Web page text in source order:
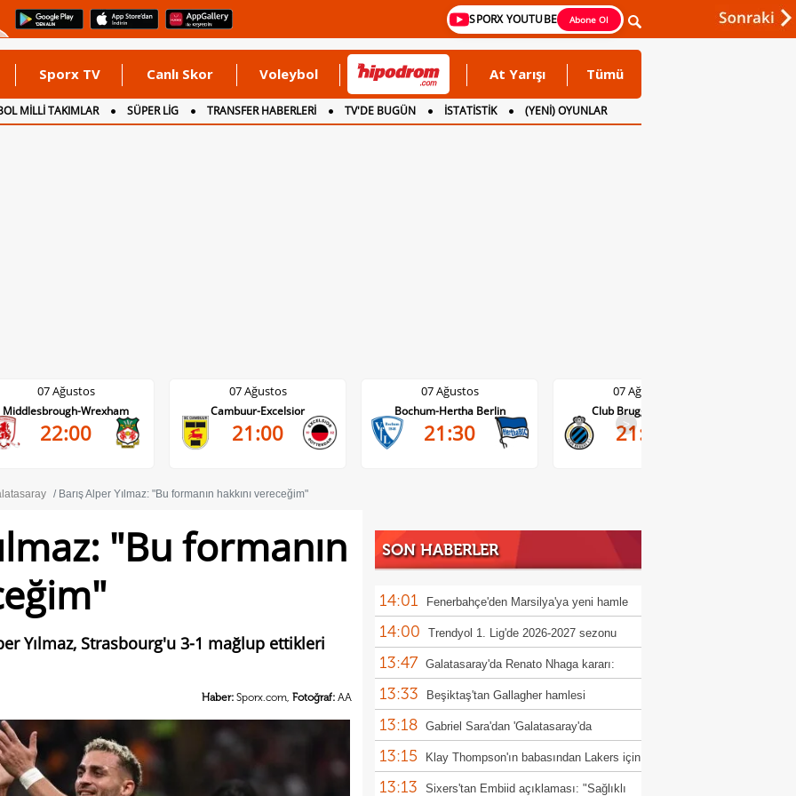
SPORX YOUTUBE Abone Ol
Sporx TV Canlı Skor Voleybol At Yarışı Tümü
MİLLİ TAKIMLAR SÜPER LİG TRANSFER HABERLERİ TV'DE BUGÜN İSTATİSTİK
(YENİ) OYUNLAR
07 Ağustos
Middlesbrough-Wrexham
22:00
07 Ağustos
Cambuur-Excelsior
21:00
07 Ağustos
Bochum-Hertha Berlin
21:30
07 Ağustos
Club Brugge-Kortrijk
21:45
>
Barış Alper Yılmaz: "Bu formanın hakkını vereceğim"
"Bu formanın
Yılmaz, Strasbourg'u 3-1 mağlup ettikleri
Haber: Sporx.com, Fotoğraf: AA
SON HABERLER
14:01 Fenerbahçe'den Marsilya'ya yeni hamle
14:00 Trendyol 1. Lig'de 2026-2027 sezonu
heyecanı başlıyor!
13:47 Galatasaray'da Renato Nhaga kararı:
Türkiye yasağı
13:33 Beşiktaş'tan Gallagher hamlesi
13:18 Gabriel Sara'dan 'Galatasaray'da
kalıyorum' mesajı!
13:15 Klay Thompson'ın babasından Lakers için
ikna çabası
13:13 Sixers'tan Embiid açıklaması: "Sağlıklı